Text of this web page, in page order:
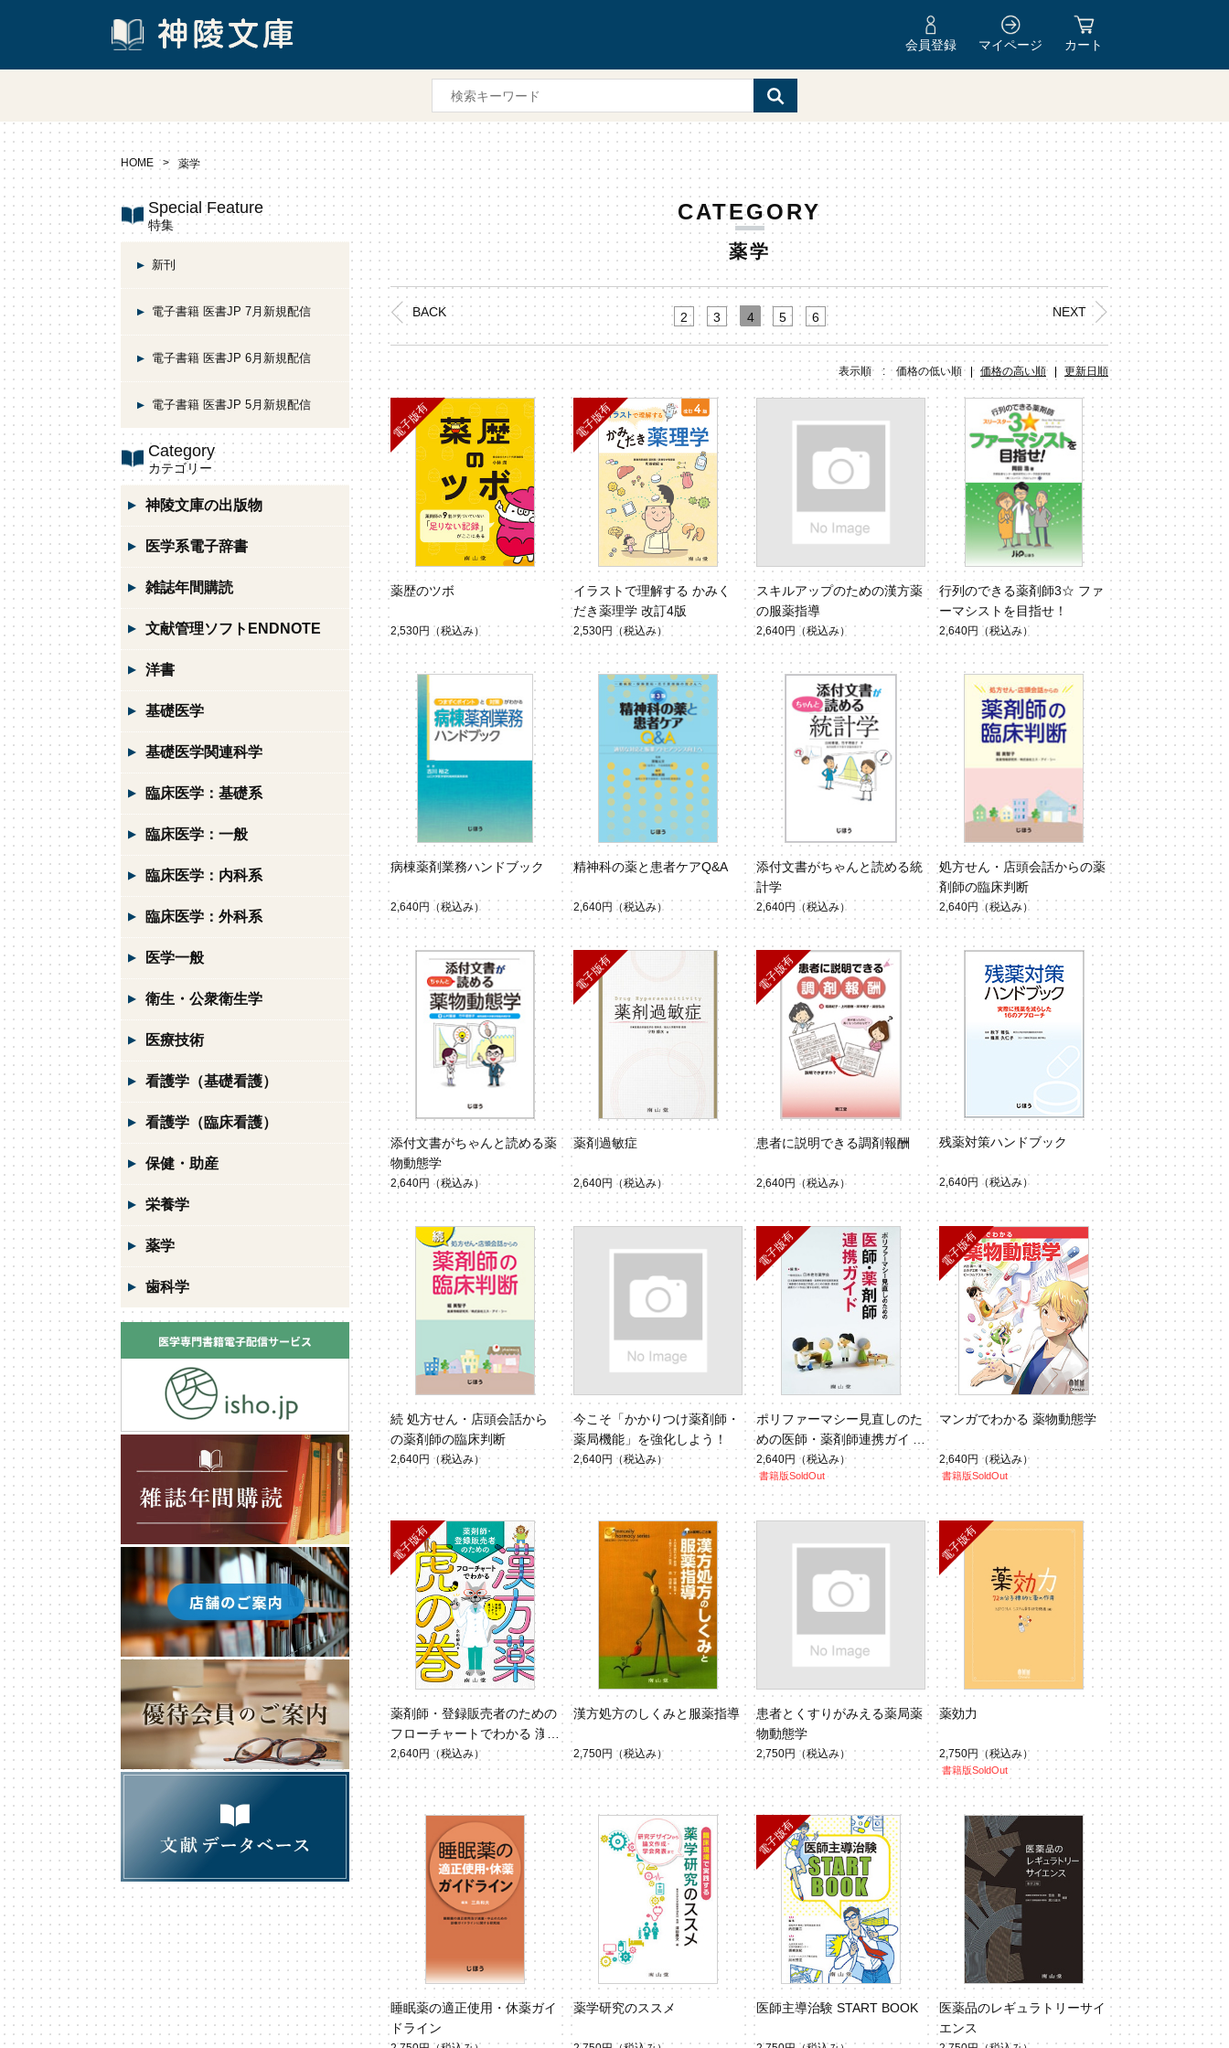
会員登録 マイページ カート
HOME 薬学
CATEGORY
薬学
BACK NEXT
2 3 4 5 6
表示順 : 価格の低い順 価格の高い順 更新日順
薬歴のツボ
2,530円 （税込み）
イラストで理解する かみく
だき薬理学 改訂4版
2,530円 （税込み）
スキルアップのための漢方薬
の服薬指導
2,640円 （税込み）
行列のできる薬剤師3☆ ファ
ーマシストを目指せ！
2,640円 （税込み）
病棟薬剤業務ハンドブック
2,640円 （税込み）
精神科の薬と患者ケアQ&A
2,640円 （税込み）
添付文書がちゃんと読める統
計学
2,640円 （税込み）
処方せん・店頭会話からの薬
剤師の臨床判断
2,640円 （税込み）
添付文書がちゃんと読める薬
物動態学
2,640円 （税込み）
薬剤過敏症
2,640円 （税込み）
患者に説明できる調剤報酬
2,640円 （税込み）
残薬対策ハンドブック
2,640円 （税込み）
続 処方せん・店頭会話から
の薬剤師の臨床判断
2,640円 （税込み）
今こそ「かかりつけ薬剤師・
薬局機能」を強化しよう！
2,640円 （税込み）
ポリファーマシー見直しのた
めの医師・薬剤師連携ガイド
【電子版】
2,640円 （税込み）
書籍版SoldOut
マンガでわかる 薬物動態学
2,640円 （税込み）
書籍版SoldOut
薬剤師・登録販売者のための
フローチャートでわかる 漢
方薬虎の巻
2,640円 （税込み）
漢方処方のしくみと服薬指導
2,750円 （税込み）
患者とくすりがみえる薬局薬
物動態学
2,750円 （税込み）
薬効力
2,750円 （税込み）
書籍版SoldOut
睡眠薬の適正使用・休薬ガイ
ドライン
薬学研究のススメ 医師主導治験 START BOOK
医薬品のレギュラトリーサイ
エンス
Special Feature
特集
新刊
電子書籍 医書JP 7月新規配信
電子書籍 医書JP 6月新規配信
電子書籍 医書JP 5月新規配信
Category
カテゴリー
神陵文庫の出版物
医学系電子辞書
雑誌年間購読
文献管理ソフトENDNOTE
洋書
基礎医学
基礎医学関連科学
臨床医学：基礎系
臨床医学：一般
臨床医学：内科系
臨床医学：外科系
医学一般
衛生・公衆衛生学
医療技術
看護学（基礎看護）
看護学（臨床看護）
保健・助産
栄養学
薬学
歯科学